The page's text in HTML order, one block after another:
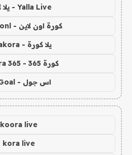
Yalla Live - يلا لايف
كورة اون لاين - koora onl
يلا كورة - yallakora
كورة 365 - kooora 365
اس جول - AS Goal
koora live
kora live